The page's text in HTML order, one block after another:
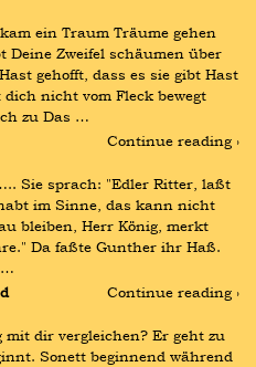
ein Traum Träume gehen
Zweifel schäumen über
gehofft, dass es sie gibt Hast
nicht vom Fleck bewegt
zu Das …
Continue reading ›
Sie sprach: "Edler Ritter, laßt
im Sinne, das kann nicht
bleiben, Herr König, merkt
Da faßte Gunther ihr Haß.
…
Continue reading ›
dir vergleichen? Er geht zu
Sonett beginnend während